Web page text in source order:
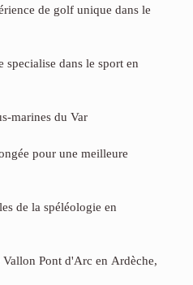
de golf unique dans le
dans le sport en
marines du Var
pour une meilleure
de la spéléologie en
Pont d'Arc en Ardèche,